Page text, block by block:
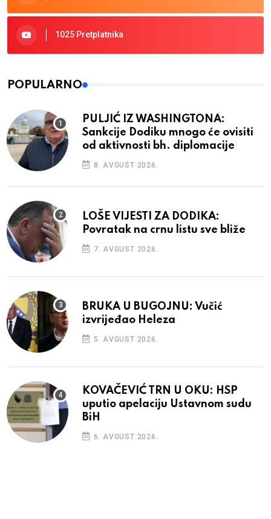
1025 Pretplatnika
POPULARNO
PULJIĆ IZ WASHINGTONA:
Sankcije Dodiku mnogo će ovisiti
od aktivnosti bh. diplomacije
8. AVGUST 2026.
LOŠE VIJESTI ZA DODIKA:
Povratak na crnu listu sve bliže
7. AVGUST 2026.
BRUKA U BUGOJNU: Vučić
izvrijeđao Heleza
5. AVGUST 2026.
KOVAČEVIĆ TRN U OKU: HSP
uputio apelaciju Ustavnom sudu
BiH
6. AVGUST 2026.